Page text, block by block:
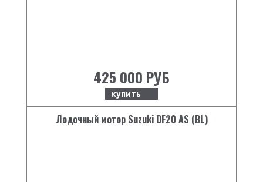
425 000 РУБ
купить
Лодочный мотор Suzuki DF20 AS (BL)